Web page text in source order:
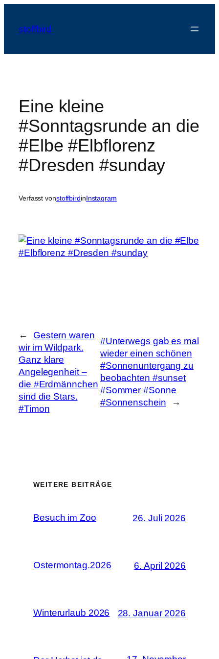
springen
stoffbird
Eine kleine
#Sonntagsrunde an die
#Elbe #Elbflorenz
#Dresden #sunday
Verfasst vonstoffbirdinInstagram
←
Gestern waren
wir im Wildpark.
Ganz klare
Angelegenheit –
die #Erdmännchen
sind die Stars.
#Timon
#Unterwegs gab es mal
wieder einen schönen
#Sonnenuntergang zu
beobachten #sunset
#Sommer #Sonne
#Sonnenschein
→
WEITERE BEITRÄGE
Besuch im Zoo 26. Juli 2026
Ostermontag.2026 6. April 2026
Winterurlaub 2026 28. Januar 2026